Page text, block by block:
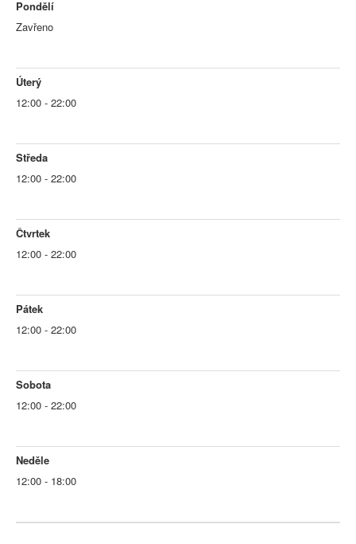
Pondělí
Zavřeno
Úterý
12:00 - 22:00
Středa
12:00 - 22:00
Čtvrtek
12:00 - 22:00
Pátek
12:00 - 22:00
Sobota
12:00 - 22:00
Neděle
12:00 - 18:00